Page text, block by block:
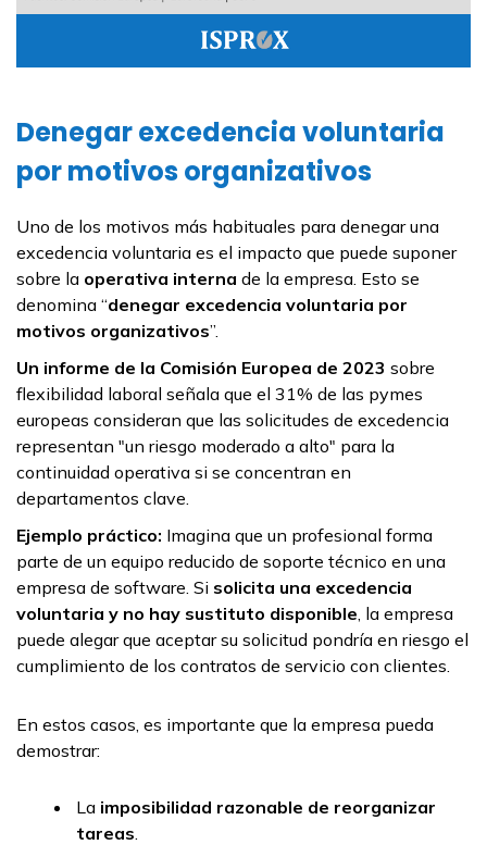
Denegar excedencia voluntaria
por motivos organizativos
Uno de los motivos más habituales para denegar una
excedencia voluntaria es el impacto que puede suponer
sobre la operativa interna de la empresa. Esto se
denomina “denegar excedencia voluntaria por
motivos organizativos”.
Un informe de la Comisión Europea de 2023 sobre
flexibilidad laboral señala que el 31% de las pymes
europeas consideran que las solicitudes de excedencia
representan "un riesgo moderado a alto" para la
continuidad operativa si se concentran en
departamentos clave.
Ejemplo práctico: Imagina que un profesional forma
parte de un equipo reducido de soporte técnico en una
empresa de software. Si solicita una excedencia
voluntaria y no hay sustituto disponible , la empresa
puede alegar que aceptar su solicitud pondría en riesgo el
cumplimiento de los contratos de servicio con clientes.
En estos casos, es importante que la empresa pueda
demostrar:
La imposibilidad razonable de reorganizar
tareas